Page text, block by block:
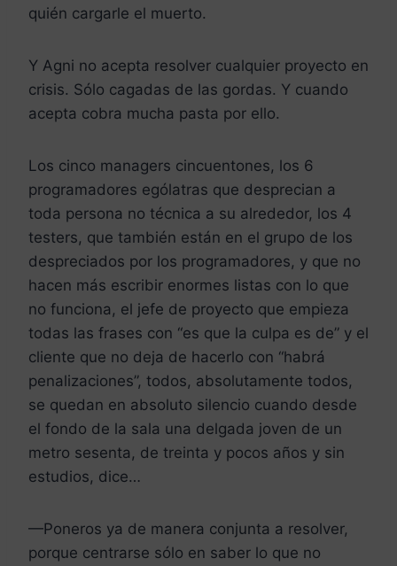
quién cargarle el muerto.
Y Agni no acepta resolver cualquier proyecto en
crisis. Sólo cagadas de las gordas. Y cuando
acepta cobra mucha pasta por ello.
Los cinco managers cincuentones, los 6
programadores ególatras que desprecian a
toda persona no técnica a su alrededor, los 4
testers, que también están en el grupo de los
despreciados por los programadores, y que no
hacen más escribir enormes listas con lo que
no funciona, el jefe de proyecto que empieza
todas las frases con “es que la culpa es de” y el
cliente que no deja de hacerlo con “habrá
penalizaciones”, todos, absolutamente todos,
se quedan en absoluto silencio cuando desde
el fondo de la sala una delgada joven de un
metro sesenta, de treinta y pocos años y sin
estudios, dice…
—Poneros ya de manera conjunta a resolver,
porque centrarse sólo en saber lo que no